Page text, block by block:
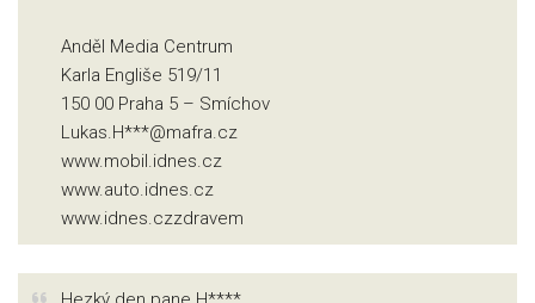
Anděl Media Centrum
Karla Engliše 519/11
150 00 Praha 5 – Smíchov
Lukas.H***@mafra.cz
www.mobil.idnes.cz
www.auto.idnes.cz
www.idnes.czzdravem